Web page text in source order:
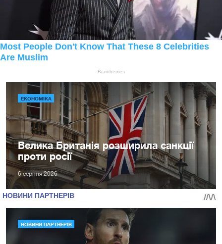
ЕКОНОМІКА
Велика Британія розширила санкції
проти росії
6 серпня 2026